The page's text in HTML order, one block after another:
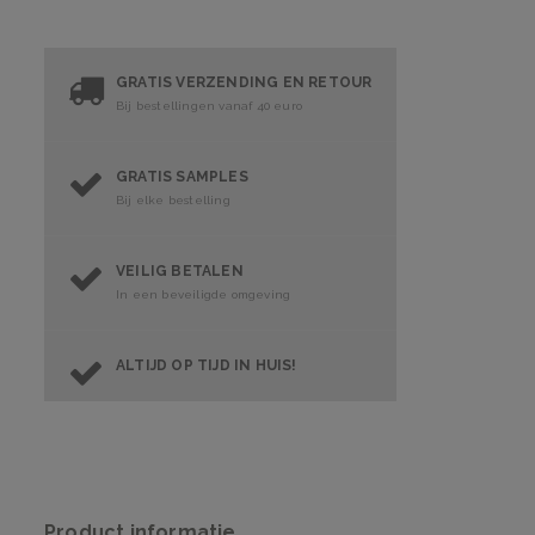
GRATIS VERZENDING EN RETOUR
Bij bestellingen vanaf 40 euro
GRATIS SAMPLES
Bij elke bestelling
VEILIG BETALEN
In een beveiligde omgeving
ALTIJD OP TIJD IN HUIS!